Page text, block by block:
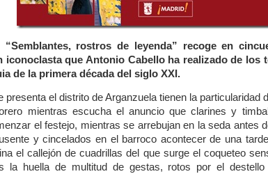
“Semblantes, rostros de leyenda” recoge en
iconoclasta que Antonio Cabello ha realizado de los
de la primera década del siglo XXI.
presenta el distrito de Arganzuela tienen la particularidad
mientras escucha el anuncio que clarines y
el festejo, mientras se arrebujan en la seda antes
y cincelados en el barroco acontecer de una
el callejón de cuadrillas del que surge el coqueteo
la huella de multitud de gestas, rotos por el